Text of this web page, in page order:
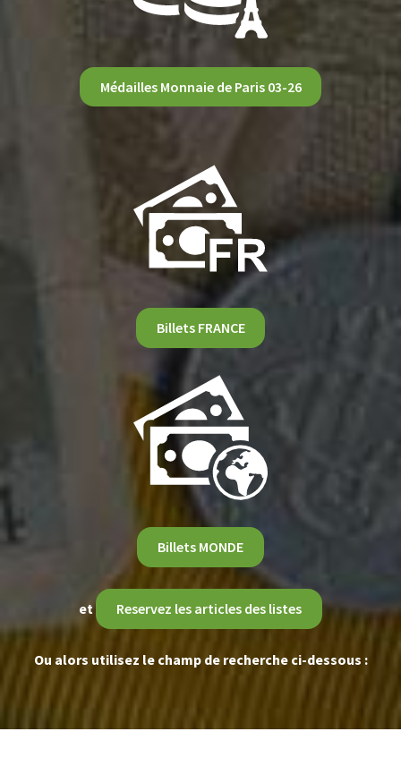
Médailles Monnaie de Paris 03-26
Billets FRANCE
Billets MONDE
et Reservez les articles des listes
Ou alors utilisez le champ de recherche ci-dessous :